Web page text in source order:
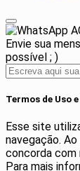
Envie sua
possível ; )
Termos de Uso
Esse site
navegação.
concorda com
Para mais